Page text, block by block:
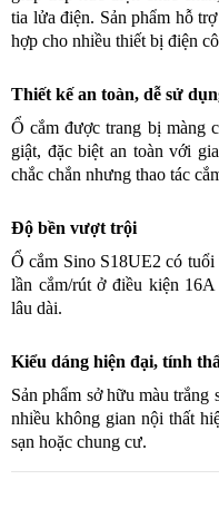
tia lửa điện. Sản phẩm hỗ
hợp cho nhiều thiết bị điện
Thiết kế an toàn, dễ sử
Ổ cắm được trang bị màng
giật, đặc biệt an toàn với
chắc chắn nhưng thao tác
Độ bền vượt trội
Ổ cắm Sino S18UE2 có
lần cắm/rút ở điều kiện
lâu dài.
Kiểu dáng hiện đại, tính
Sản phẩm sở hữu màu
nhiều không gian nội thất
sạn hoặc chung cư.